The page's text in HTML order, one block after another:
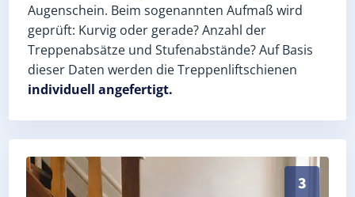
Augenschein. Beim sogenannten Aufmaß wird
geprüft: Kurvig oder gerade? Anzahl der
Treppenabsätze und Stufenabstände? Auf Basis
dieser Daten werden die Treppenliftschienen
individuell angefertigt.
3
Schneller, sauberer Einbau durch zertifizierte